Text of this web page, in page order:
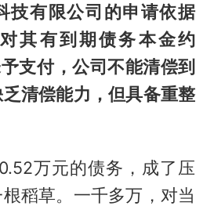
技有限公司的申请依据
其有到期债务本金约
支付，公司不能清偿到
清偿能力，但具备重整
万元的债务，成了压
稻草。一千多万，对当